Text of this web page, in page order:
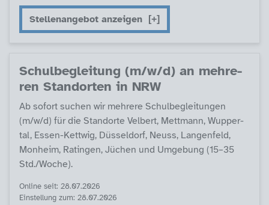
Stellenangebot anzeigen
Schul­be­g­lei­tung (m/w/d) an meh­re­
ren Stand­or­ten in NRW
Ab so­fort su­chen wir meh­re­re Schul­be­g­lei­tun­gen
(m/w/d) für die Stand­or­te Vel­bert, Mett­mann, Wup­per­
tal, Es­sen-Kett­wig, Düs­sel­dorf, Neuss, Lan­gen­feld,
Mon­heim, Ra­tin­gen, Jüchen und Um­ge­bung (15–35
Std./Wo­che).
Online seit: 28.07.2026
Einstellung zum: 28.07.2026